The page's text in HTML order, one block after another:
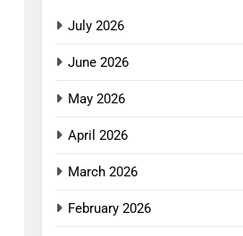
July 2026
June 2026
May 2026
April 2026
March 2026
February 2026